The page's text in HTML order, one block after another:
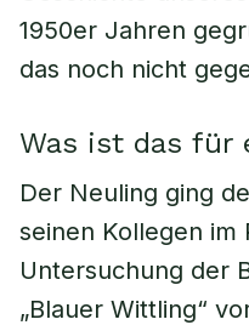
1950er Jahren
das noch nicht
Was ist das für
Der Neuling ging
seinen Kollegen im
Untersuchung der
„Blauer Wittling“